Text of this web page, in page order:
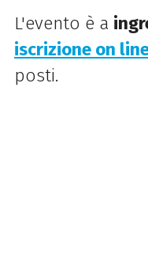
L'evento è a
iscrizione on
posti.